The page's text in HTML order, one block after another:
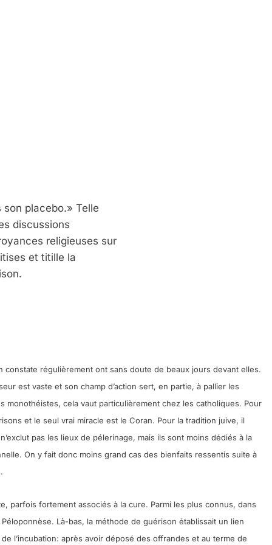
son placebo.» Telle
discussions
religieuses sur
et titille la
constate régulièrement ont sans doute de beaux jours devant elles.
est vaste et son champ d’action sert, en partie, à pallier les
monothéistes, cela vaut particulièrement chez les catholiques. Pour
et le seul vrai miracle est le Coran. Pour la tradition juive, il
pas les lieux de pélerinage, mais ils sont moins dédiés à la
On y fait donc moins grand cas des bienfaits ressentis suite à
parfois fortement associés à la cure. Parmi les plus connus, dans
Là-bas, la méthode de guérison établissait un lien
l’incubation: après avoir déposé des offrandes et au terme de
Selon Le Rapport D’ADL Contre